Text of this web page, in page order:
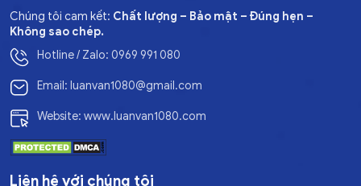
Chúng tôi cam kết: Chất lượng – Bảo mật – Đúng hẹn –
Không sao chép.
Hotline / Zalo: 0969 991 080
Email: luanvan1080@gmail.com
Website: www.luanvan1080.com
Liên hệ với chúng tôi